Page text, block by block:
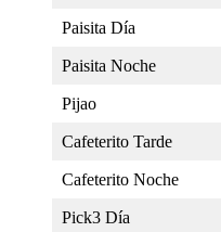
Paisita Día
Paisita Noche
Pijao
Cafeterito Tarde
Cafeterito Noche
Pick3 Día